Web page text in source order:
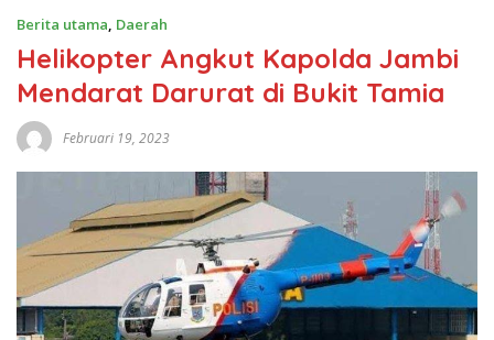
Berita utama, Daerah
Helikopter Angkut Kapolda Jambi
Mendarat Darurat di Bukit Tamia
Februari 19, 2023